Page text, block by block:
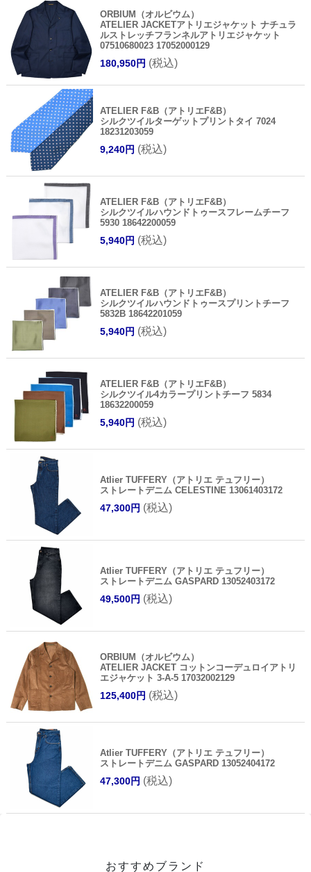
ORBIUM（オルビウム）
ATELIER JACKETアトリエジャケット ナチュラ
ルストレッチフランネルアトリエジャケット
07510680023 17052000129
180,950円 (税込)
ATELIER F&B（アトリエF&B）
シルクツイルターゲットプリントタイ 7024
18231203059
9,240円 (税込)
ATELIER F&B（アトリエF&B）
シルクツイルハウンドトゥースフレームチーフ
5930 18642200059
5,940円 (税込)
ATELIER F&B（アトリエF&B）
シルクツイルハウンドトゥースプリントチーフ
5832B 18642201059
5,940円 (税込)
ATELIER F&B（アトリエF&B）
シルクツイル4カラープリントチーフ 5834
18632200059
5,940円 (税込)
Atlier TUFFERY（アトリエ テュフリー）
ストレートデニム CELESTINE 13061403172
47,300円 (税込)
Atlier TUFFERY（アトリエ テュフリー）
ストレートデニム GASPARD 13052403172
49,500円 (税込)
ORBIUM（オルビウム）
ATELIER JACKET コットンコーデュロイアトリ
エジャケット 3-A-5 17032002129
125,400円 (税込)
Atlier TUFFERY（アトリエ テュフリー）
ストレートデニム GASPARD 13052404172
47,300円 (税込)
おすすめブランド